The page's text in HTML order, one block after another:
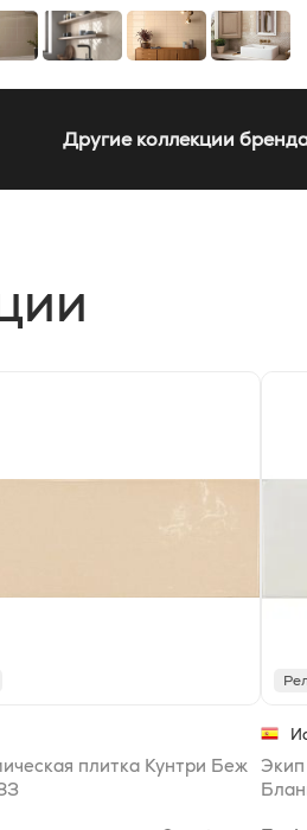
Другие коллекции
плитка Кунтри Беж Экип